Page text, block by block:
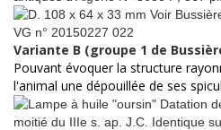
Variante B (groupe 1 de
Pouvant évoquer la structure
l'animal une dépouillée de ses